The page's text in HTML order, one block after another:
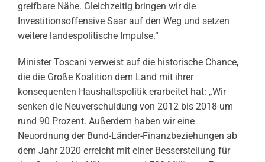
greifbare Nähe. Gleichzeitig bringen wir die
Investitionsoffensive Saar auf den Weg und setzen
weitere landespolitische Impulse.“
Minister Toscani verweist auf die historische Chance,
die die Große Koalition dem Land mit ihrer
konsequenten Haushaltspolitik erarbeitet hat: „Wir
senken die Neuverschuldung von 2012 bis 2018 um
rund 90 Prozent. Außerdem haben wir eine
Neuordnung der Bund-Länder-Finanzbeziehungen ab
dem Jahr 2020 erreicht mit einer Besserstellung für